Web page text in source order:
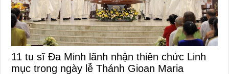
11 tu sĩ Đa Minh lãnh nhận thiên chức Linh
mục trong ngày lễ Thánh Gioan Maria